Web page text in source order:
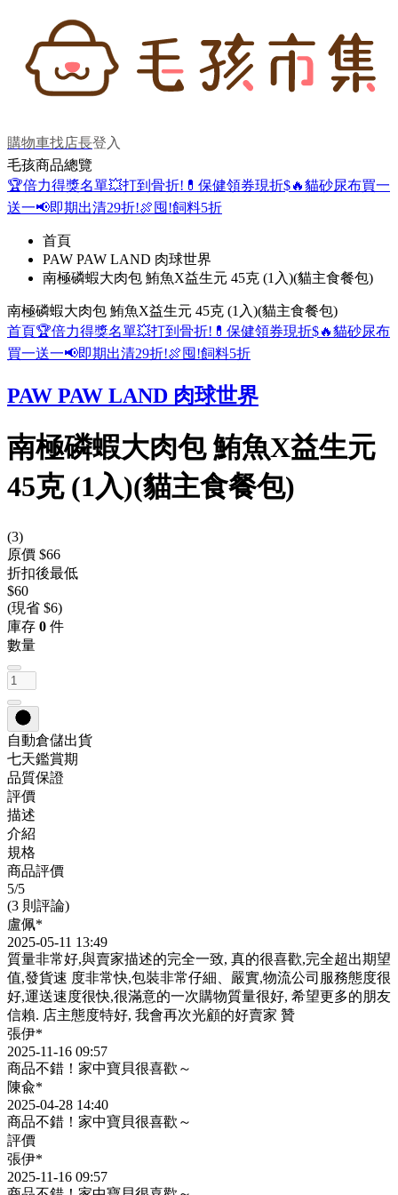
購物車找店長登入
毛孩商品總覽
🏆倍力得獎名單💥打到骨折! 💊保健領券現折$🔥貓砂尿布買一
送一📢即期出清29折!🍖囤!飼料5折
首頁
PAW PAW LAND 肉球世界
南極磷蝦大肉包 鮪魚X益生元 45克 (1入)(貓主食餐包)
南極磷蝦大肉包 鮪魚X益生元 45克 (1入)(貓主食餐包)
首頁🏆倍力得獎名單💥打到骨折! 💊保健領券現折$🔥貓砂尿布
買一送一📢即期出清29折!🍖囤!飼料5折
PAW PAW LAND 肉球世界
南極磷蝦大肉包 鮪魚X益生元
45克 (1入)(貓主食餐包)
(3)
原價 $66
折扣後最低
$60
(現省 $6)
庫存 0 件
數量
自動倉儲出貨
七天鑑賞期
品質保證
評價
描述
介紹
規格
商品評價
5/5
(3 則評論)
盧佩*
2025-05-11 13:49
質量非常好,與賣家描述的完全一致, 真的很喜歡,完全超出期望
值,發貨速 度非常快,包裝非常仔細、嚴實,物流公司服務態度很
好,運送速度很快,很滿意的一次購物質量很好, 希望更多的朋友
信賴. 店主態度特好, 我會再次光顧的好賣家 贊
張伊*
2025-11-16 09:57
商品不錯！家中寶貝很喜歡～
陳兪*
2025-04-28 14:40
商品不錯！家中寶貝很喜歡～
評價
張伊*
2025-11-16 09:57